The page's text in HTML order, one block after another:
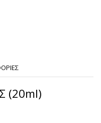
(20ml)